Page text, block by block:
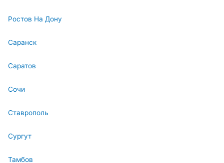
Ростов На Дону
Саранск
Саратов
Сочи
Ставрополь
Сургут
Тамбов